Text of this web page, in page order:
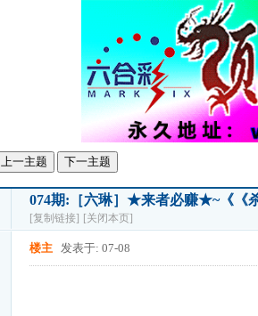
上一主题 下一主题
074期:［六琳］★来者必赚★~《《
[复制链接] [关闭本页]
楼主 发表于: 07-08